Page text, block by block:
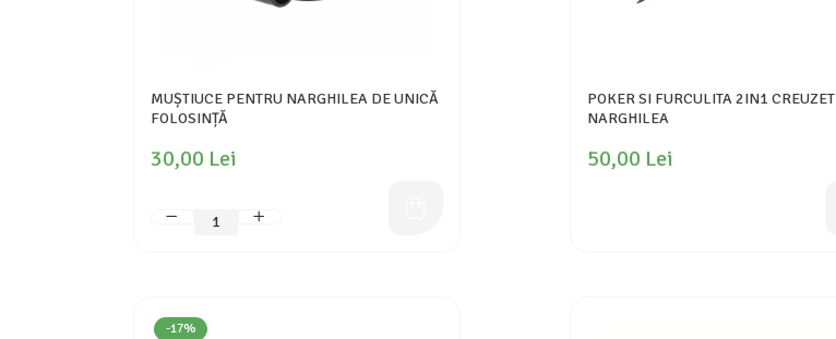
MUȘTIUCE PENTRU NARGHILEA DE UNICĂ
FOLOSINȚĂ
30,00 Lei
POKER SI FURCULITA 2IN1 CREUZET
NARGHILEA
50,00 Lei
-17%